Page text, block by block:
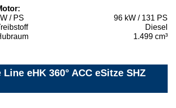
/ PS
96 kW / 131 PS
Diesel
1.499 cm³
eHK 360° ACC eSitze SHZ